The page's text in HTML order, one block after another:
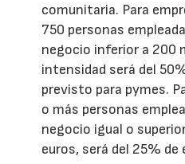
comunitaria. Para
750 personas
negocio inferior a 200
intensidad será del
previsto para pymes.
o más personas
negocio igual o
euros, será del 25% de